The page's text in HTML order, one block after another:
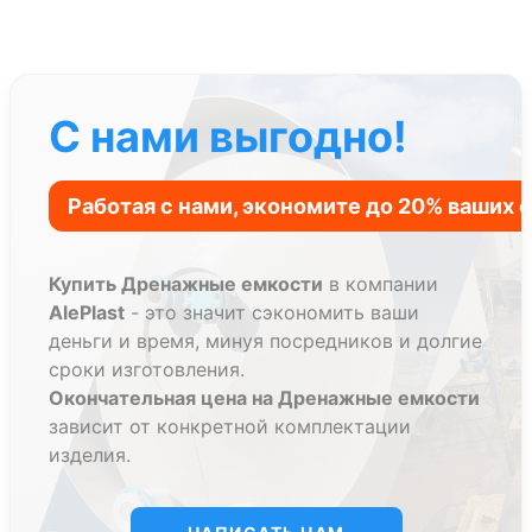
имеют функциональные отличия и особенности
смотровые колодцы;
накопительные емкости;
колодцы-расширители;
перепадные колодцы;
Подземные дренажные емкости принято
классифицировать по типу конструкции. Например,
емкости подземные горизонтальные дренажные.
Исходя из этого, разделяют сборные и монолитные
изделия.
Сборные предусматривают наличие нескольких
элементов, которые перед установкой соединяются
между собой. Такие емкости считаются
С нами выгодно!
Купить Дренажные емкости в компании
AlePlast - это значит сэкономить ваши
деньги и время, минуя посредников и долгие
сроки изготовления.
Окончательная цена на Дренажные емкости
зависит от конкретной комплектации
изделия.